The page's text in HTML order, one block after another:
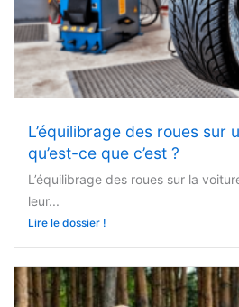
L’équilibrage des roues sur
qu’est-ce que c’est ?
L’équilibrage des roues sur la
leur...
Lire le dossier !